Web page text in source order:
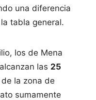
una diferencia
tabla general.
los de Mena
las 25
la zona de
sumamente